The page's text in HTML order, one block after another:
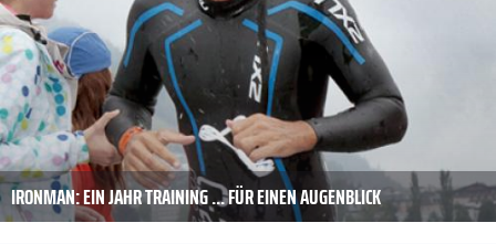
IRONMAN: EIN JAHR TRAINING ... FÜR EINEN AUGENBLICK